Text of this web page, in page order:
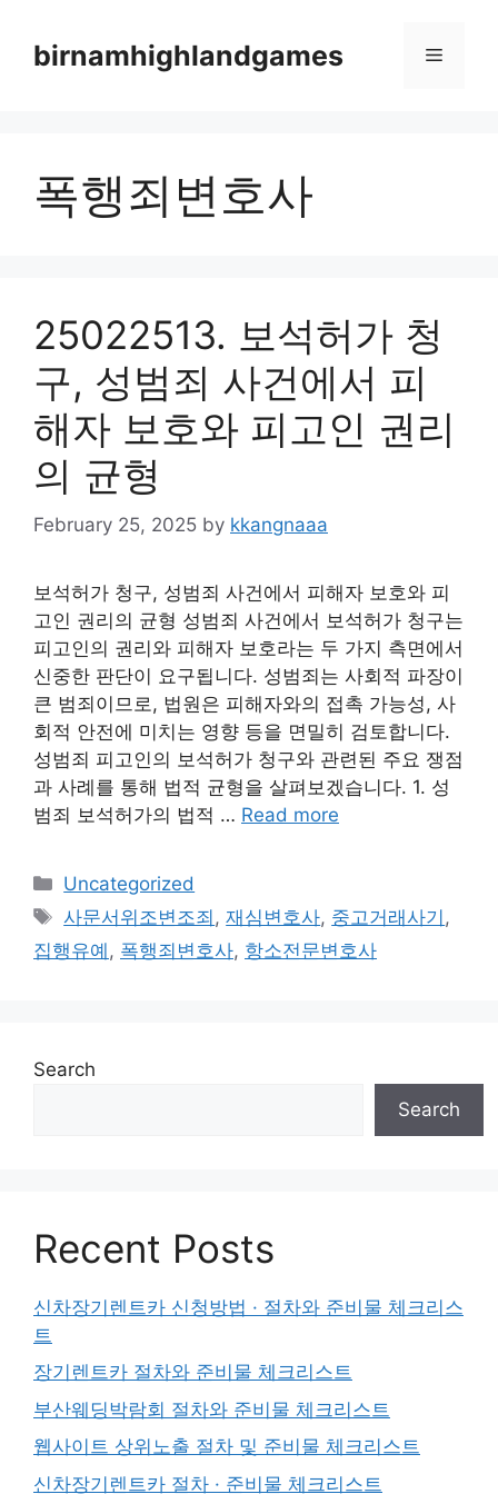
contentbirnamhighlandgames Menu
폭행죄변호사
25022513. 보석허가 청
구, 성범죄 사건에서 피
해자 보호와 피고인 권리
의 균형
February 25, 2025 by kkangnaaa
보석허가 청구, 성범죄 사건에서 피해자 보호와 피
고인 권리의 균형 성범죄 사건에서 보석허가 청구는
피고인의 권리와 피해자 보호라는 두 가지 측면에서
신중한 판단이 요구됩니다. 성범죄는 사회적 파장이
큰 범죄이므로, 법원은 피해자와의 접촉 가능성, 사
회적 안전에 미치는 영향 등을 면밀히 검토합니다.
성범죄 피고인의 보석허가 청구와 관련된 주요 쟁점
과 사례를 통해 법적 균형을 살펴보겠습니다. 1. 성
범죄 보석허가의 법적 … Read more
Categories
Uncategorized
Tags
사문서위조변조죄 ,재심변호사, 중고거래사기 ,
집행유예 , 폭행죄변호사, 항소전문변호사
Search
Search
Recent Posts
신차장기렌트카 신청방법 · 절차와 준비물 체크리스
트
장기렌트카 절차와 준비물 체크리스트
부산웨딩박람회 절차와 준비물 체크리스트
웹사이트 상위노출 절차 및 준비물 체크리스트
신차장기렌트카 절차 · 준비물 체크리스트